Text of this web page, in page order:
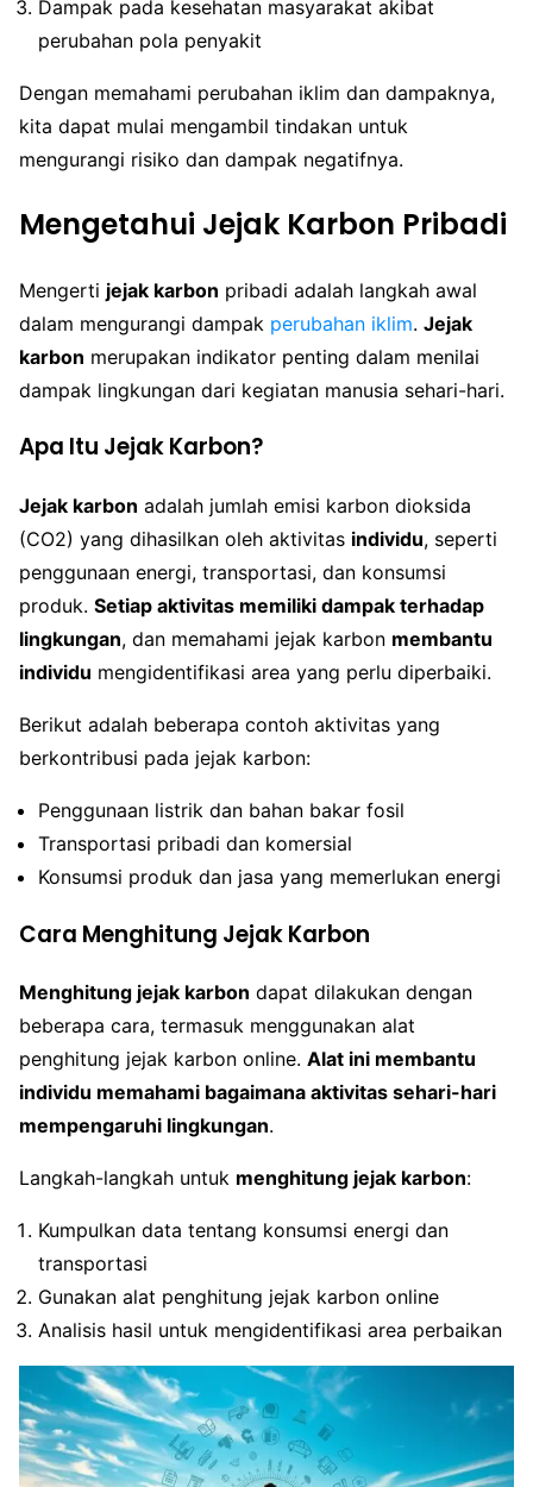
Dampak pada kesehatan masyarakat akibat
perubahan pola penyakit
Dengan memahami perubahan iklim dan dampaknya,
kita dapat mulai mengambil tindakan untuk
mengurangi risiko dan dampak negatifnya.
Mengetahui Jejak Karbon Pribadi
Mengerti jejak karbon pribadi adalah langkah awal
dalam mengurangi dampak perubahan iklim. Jejak
karbon merupakan indikator penting dalam menilai
dampak lingkungan dari kegiatan manusia sehari-hari.
Apa Itu Jejak Karbon?
Jejak karbon adalah jumlah emisi karbon dioksida
(CO2) yang dihasilkan oleh aktivitas individu, seperti
penggunaan energi, transportasi, dan konsumsi
produk. Setiap aktivitas memiliki dampak terhadap
lingkungan, dan memahami jejak karbon membantu
individu mengidentifikasi area yang perlu diperbaiki.
Berikut adalah beberapa contoh aktivitas yang
berkontribusi pada jejak karbon:
Penggunaan listrik dan bahan bakar fosil
Transportasi pribadi dan komersial
Konsumsi produk dan jasa yang memerlukan energi
Cara Menghitung Jejak Karbon
Menghitung jejak karbon dapat dilakukan dengan
beberapa cara, termasuk menggunakan alat
penghitung jejak karbon online. Alat ini membantu
individu memahami bagaimana aktivitas sehari-hari
mempengaruhi lingkungan.
Langkah-langkah untuk menghitung jejak karbon:
Kumpulkan data tentang konsumsi energi dan
transportasi
Gunakan alat penghitung jejak karbon online
Analisis hasil untuk mengidentifikasi area perbaikan